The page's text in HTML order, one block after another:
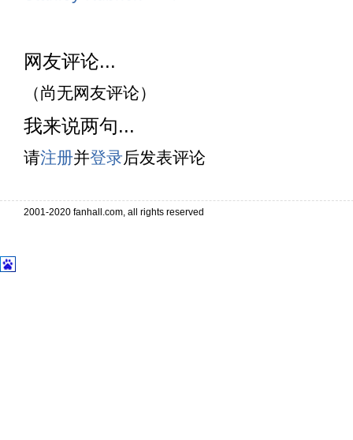
网友评论...
（尚无网友评论）
我来说两句...
请注册并登录后发表评论
2001-2020 fanhall.com, all rights reserved